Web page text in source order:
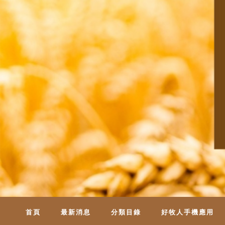
首頁 最新消息 分類目錄 好牧人手機應用